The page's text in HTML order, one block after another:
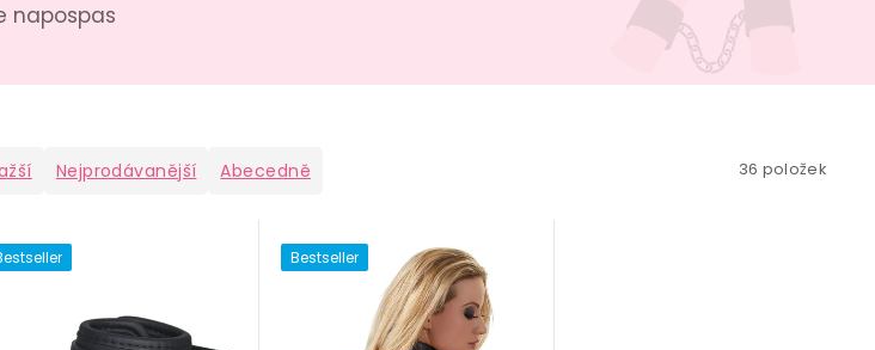
napospas
Nejprodávanější Abecedně 36 položek
Bestseller